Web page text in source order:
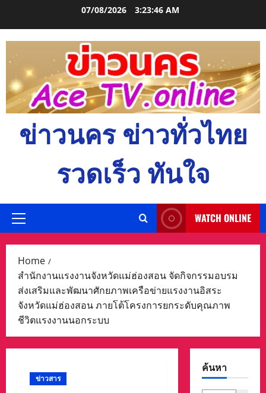
07/08/2026 3:23:47 AM
ข่าวนคร ข่าวทั่วไทย
รวดเร็ว ทันใจ
Primary
WATCH ONLINE
Home
สํานักงานแรงงานจังหวัดแม่ฮ่องสอน จัดกิจกรรมอบรม
ส่งเสริมและพัฒนาศักยภาพเครือข่ายแรงงานอิสระ
จังหวัดแม่ฮ่องสอน ภายโต้โครงการยกระดับคุณภาพ
ชีวิตแรงงานนอกระบบ
ข่าวสาร
ค้นหา